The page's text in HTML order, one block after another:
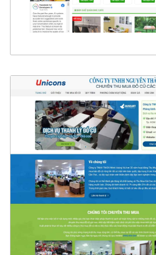
XEM THỰC TẾ
4632
CHI TIẾT